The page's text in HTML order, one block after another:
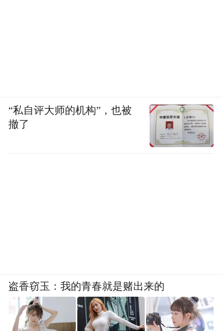
“私自评大师的机构”，也被
撤了
盗香窃玉：我的青春就是赌出来的